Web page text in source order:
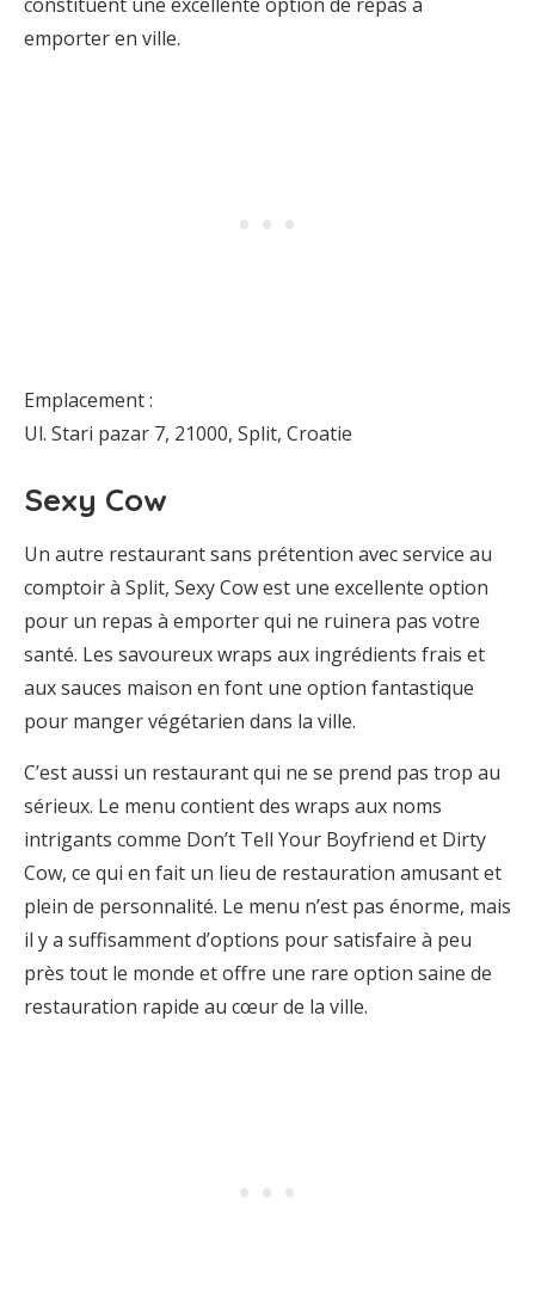
emporter en ville.
Emplacement :
Ul. Stari pazar 7, 21000, Split, Croatie
Sexy Cow
Un autre restaurant sans prétention avec service au
comptoir à Split, Sexy Cow est une excellente option
pour un repas à emporter qui ne ruinera pas votre
santé. Les savoureux wraps aux ingrédients frais et
aux sauces maison en font une option fantastique
pour manger végétarien dans la ville.
C’est aussi un restaurant qui ne se prend pas trop au
sérieux. Le menu contient des wraps aux noms
intrigants comme Don’t Tell Your Boyfriend et Dirty
Cow, ce qui en fait un lieu de restauration amusant et
plein de personnalité. Le menu n’est pas énorme, mais
il y a suffisamment d’options pour satisfaire à peu
près tout le monde et offre une rare option saine de
restauration rapide au cœur de la ville.